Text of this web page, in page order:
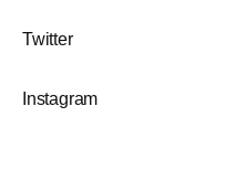
Twitter
Instagram